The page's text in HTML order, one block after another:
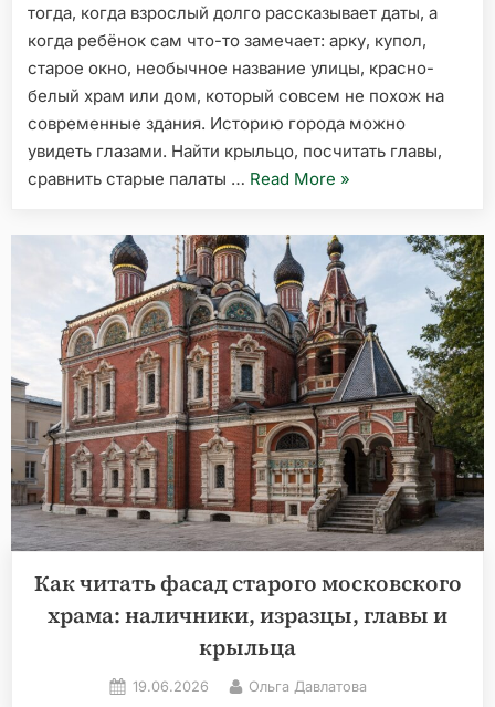
тогда, когда взрослый долго рассказывает даты, а
когда ребёнок сам что-то замечает: арку, купол,
старое окно, необычное название улицы, красно-
белый храм или дом, который совсем не похож на
современные здания. Историю города можно
увидеть глазами. Найти крыльцо, посчитать главы,
сравнить старые палаты … Read More «Старая
для
детей:
7
мест
в
центре,
где
история
становится
понятной»
»
Как читать фасад старого московского
храма: наличники, изразцы, главы и
крыльца
Posted
19.06.2026 By
Ольга Давлатова